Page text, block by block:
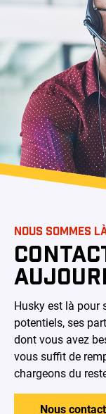
NOUS SOMMES
Husky est là pour
potentiels, ses
dont vous avez
vous suffit de
chargeons du
Nous